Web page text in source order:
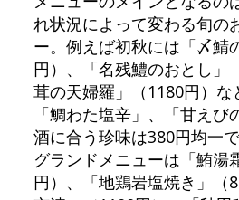
れ状況によって変わる旬の
ー。例えば初秋には「〆鯖
円）、「名残鱧のおとし」
茸の天婦羅」（1180円）な
「鯛わた塩辛」、「甘えび
酒に合う珍味は380円均一
グランドメニューは「鮪湯
円）、「地鶏岩塩焼き」（